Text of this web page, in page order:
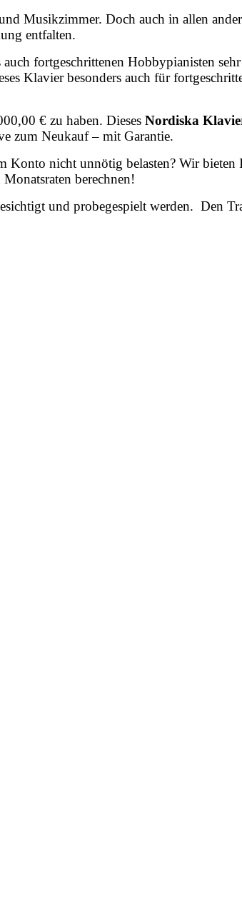
Musikzimmer. Doch auch in allen
entfalten.
fortgeschrittenen Hobbypianisten
Klavier besonders auch für
€ zu haben. Dieses Nordiska
zum Neukauf – mit Garantie.
Konto nicht unnötig belasten? Wir
berechnen!
und probegespielt werden. Den